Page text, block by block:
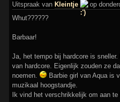
Uitspraak van Kleintje op
Whut??????
Barbaar!
Ja, het tempo bij hardcore is
van hardcore. Eigenlijk zouden ze
noemen.
Barbie girl van Aqua is
muzikaal hoogstandje.
Ik vind het verschrikkelijk om aan te